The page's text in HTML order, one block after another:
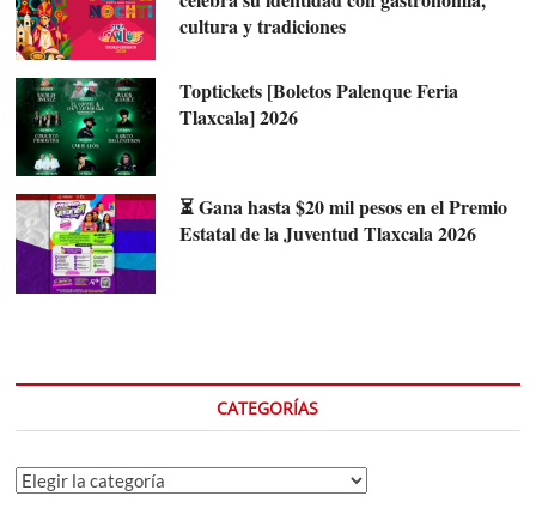
cultura y tradiciones
Toptickets [Boletos Palenque Feria
Tlaxcala] 2026
⏳ Gana hasta $20 mil pesos en el Premio
Estatal de la Juventud Tlaxcala 2026
CATEGORÍAS
Categorías